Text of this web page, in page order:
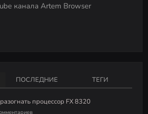
канала Artem Browser
ПОСЛЕДНИЕ ТЕГИ
процессор FX 8320